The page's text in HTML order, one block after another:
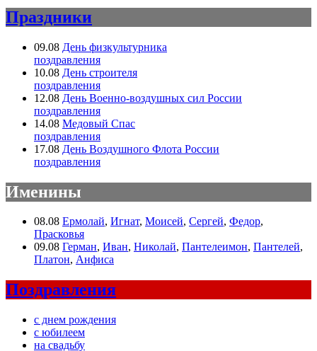
Праздники
09.08 День физкультурника
поздравления
10.08 День строителя
поздравления
12.08 День Военно-воздушных сил России
поздравления
14.08 Медовый Спас
поздравления
17.08 День Воздушного Флота России
поздравления
Именины
08.08 Ермолай, Игнат, Моисей, Сергей, Федор,
Прасковья
09.08 Герман, Иван, Николай, Пантелеимон, Пантелей,
Платон, Анфиса
Поздравления
с днем рождения
с юбилеем
на свадьбу